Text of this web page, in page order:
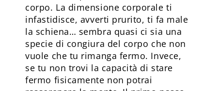
corpo. La dimensione corporale ti
infastidisce, avverti prurito, ti fa male
la schiena… sembra quasi ci sia una
specie di congiura del corpo che non
vuole che tu rimanga fermo. Invece,
se tu non trovi la capacità di stare
fermo fisicamente non potrai